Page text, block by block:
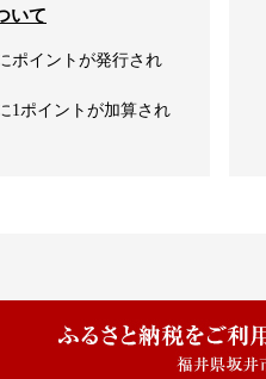
いて
ポイントが発行され
1ポイントが加算され